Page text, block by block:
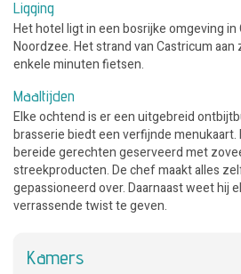
Ligging
Het hotel ligt in een bosrijke omgeving in
Noordzee. Het strand van Castricum
enkele minuten fietsen.
Maaltijden
Elke ochtend is er een uitgebreid
brasserie biedt een verfijnde
bereide gerechten geserveerd met
streekproducten. De chef maakt alles
gepassioneerd over. Daarnaast weet hij
verrassende twist te geven.
Kamers